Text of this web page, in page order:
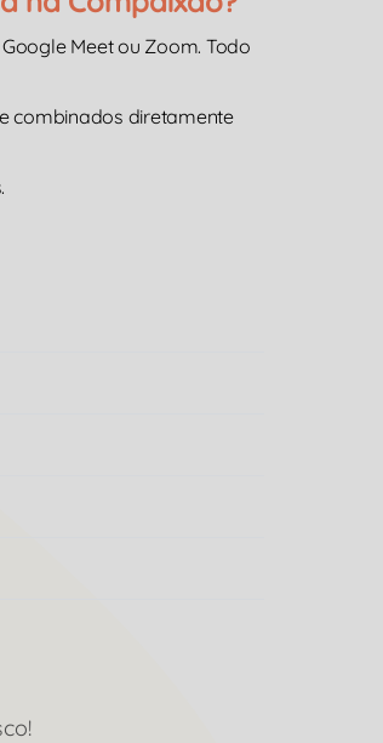
Meet ou Zoom. Todo
combinados diretamente